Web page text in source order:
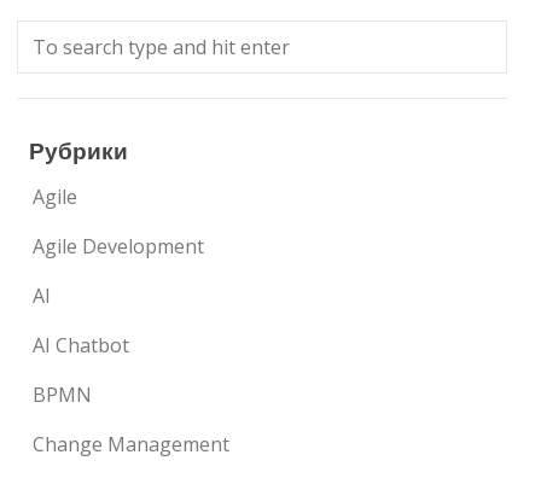
Рубрики
Agile
Agile Development
AI
AI Chatbot
BPMN
Change Management